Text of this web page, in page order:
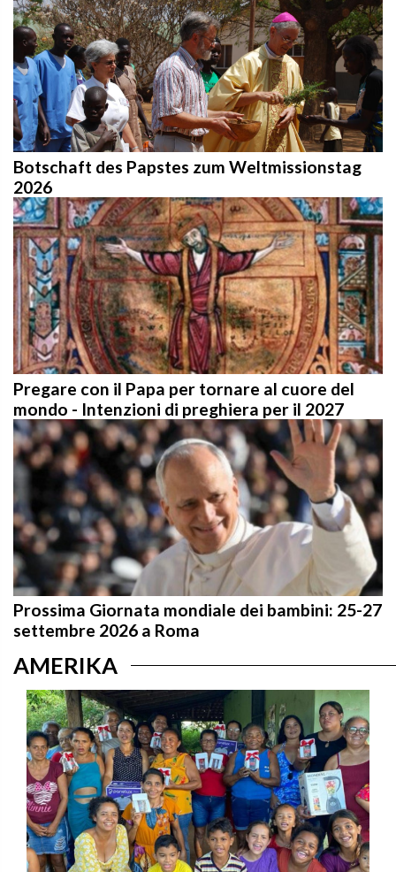
Botschaft des Papstes zum Weltmissionstag
2026
Pregare con il Papa per tornare al cuore del
mondo - Intenzioni di preghiera per il 2027
Prossima Giornata mondiale dei bambini: 25-27
settembre 2026 a Roma
AMERIKA